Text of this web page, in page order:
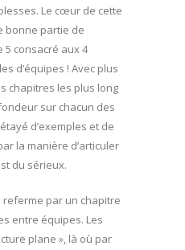
Le cœur de cette
bonne partie de
5 consacré aux 4
d’équipes ! Avec plus
chapitres les plus long
sur chacun des
d’exemples et de
la manière d’articuler
du sérieux.
par un chapitre
entre équipes. Les
plane », là où par